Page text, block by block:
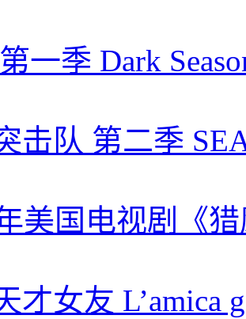
一季 Dark
击队 第二季
美国电视剧《
才女友 L’amica